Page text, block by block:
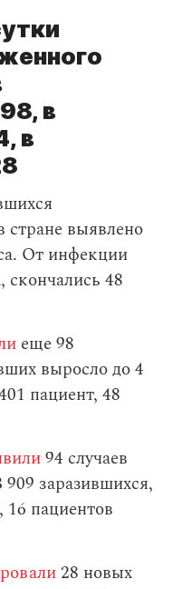
в
в
стране выявлено
От инфекции
скончались 48
еще 98
выросло до 4
пациент, 48
94 случаев
909 заразившихся,
16 пациентов
28 новых